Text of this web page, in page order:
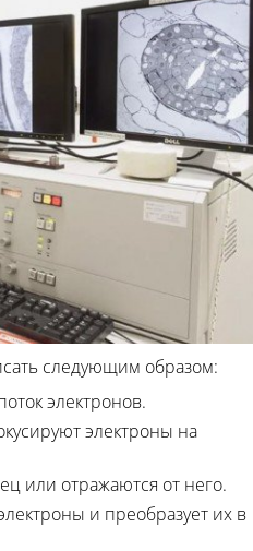
следующим образом:
электронов.
электроны на
или отражаются от него.
и преобразует их в